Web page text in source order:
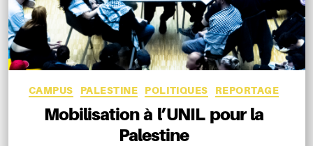
Catégories
CAMPUS PALESTINE POLITIQUES REPORTAGE
Mobilisation à l’UNIL pour la
Palestine